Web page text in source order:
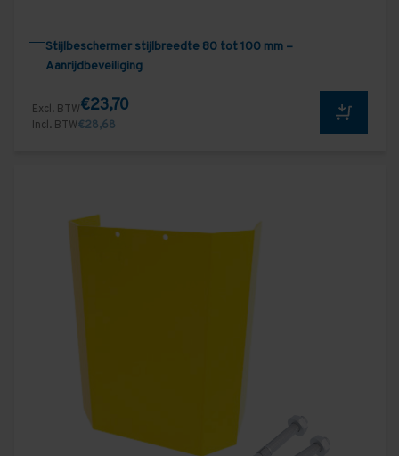
Stijlbeschermer stijlbreedte 80 tot 100 mm –
Aanrijdbeveiliging
Excl. BTW€23,70
Incl. BTW€28,68